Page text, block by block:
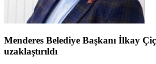
Menderes Belediye Başkanı İlkay
uzaklaştırıldı